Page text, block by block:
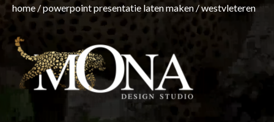
home /powerpoint presentatie laten maken /westvleteren